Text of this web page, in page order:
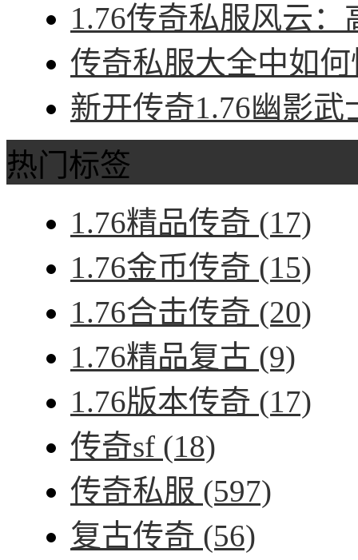
1.76传奇私服风云
传奇私服大全中如
新开传奇1.76幽影
热门标签
1.76精品传奇 (17)
1.76金币传奇 (15)
1.76合击传奇 (20)
1.76精品复古 (9)
1.76版本传奇 (17)
传奇sf (18)
传奇私服 (597)
复古传奇 (56)